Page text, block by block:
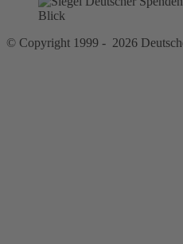
© Copyright 1999 - 2026